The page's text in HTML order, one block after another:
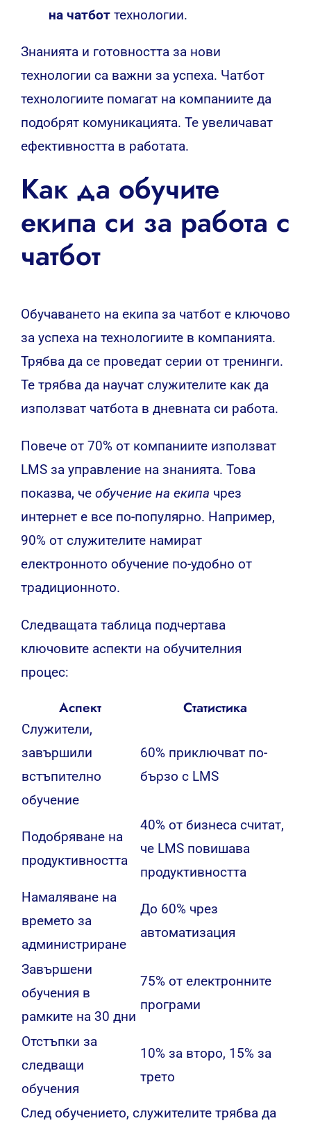
на чатбот технологии.
Знанията и готовността за нови
технологии са важни за успеха. Чатбот
технологиите помагат на компаниите да
подобрят комуникацията. Те увеличават
ефективността в работата.
Как да обучите
екипа си за работа с
чатбот
Обучаването на екипа за чатбот е ключово
за успеха на технологиите в компанията.
Трябва да се проведат серии от тренинги.
Те трябва да научат служителите как да
използват чатбота в дневната си работа.
Повече от 70% от компаниите използват
LMS за управление на знанията. Това
показва, че обучение на екипа чрез
интернет е все по-популярно. Например,
90% от служителите намират
електронното обучение по-удобно от
традиционното.
Следващата таблица подчертава
ключовите аспекти на обучителния
процес:
Аспект Статистика
Служители,
завършили
встъпително
обучение
60% приключват по-
бързо с LMS
Подобряване на
продуктивността
40% от бизнеса считат,
че LMS повишава
продуктивността
Намаляване на
времето за
администриране
До 60% чрез
автоматизация
Завършени
обучения в
рамките на 30 дни
75% от електронните
програми
Отстъпки за
следващи
обучения
10% за второ, 15% за
трето
След обучението, служителите трябва да